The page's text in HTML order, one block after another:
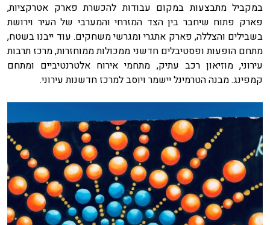
במקביל מתבצעות במקום עבודות להכשרת פארק אטרקציות,
פארק פתוח שיחבר בין הצד המזרחי והמערבי של העיר וירושת
בשבילים והצללה, פארק אתגרי ומגרשי משחקים. עוד ייבנו בשטח,
מתחם הופעות ופסטיבלים חדשני ממכולות ממוחזרות, מרכז תרבות
עירוני, מוזיאון רכב עתיק, מתחמי אירוח אלטרנטיביים ומתחם
קמפינג. מבנה הטרמינל יישמר ויוסב למרכז חדשנות עירוני.